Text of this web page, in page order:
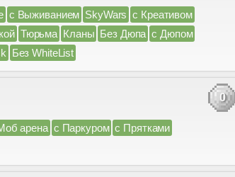
с Выживанием SkyWars с Креативом
Тюрьма Кланы Без Дюпа с Дюпом
Без WhiteList
0
арена с Паркуром с Прятками